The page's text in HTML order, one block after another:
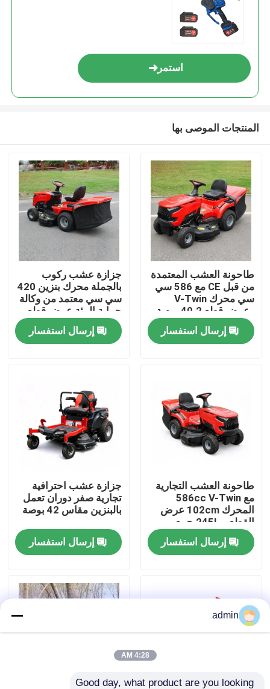
المنزل
فيديوهات
حولنا
عرض المصنع
اتصل بنا
بالمنشار البنزين
منشار كهربائي
استمر
المنتجات الموصى بها
طاحونة العشب المعتمدة
من قبل CE مع 586 سي
سي محرك V-Twin
وعرض قطع 40.2 بوصة
مصطاد العشب
إرسال استفسار
جزازة عشب ركوب
بالجملة محرك بنزين 420
سي سي معتمد من وكالة
حماية البيئة عرض قطع
38 بوصة دعم مصنعي
المعدات الأصلية
إرسال استفسار
طاحونة العشب التجارية
مع 586cc V-Twin
المحرك 102cm عرض
القطع و 245L جمع
العشب
إرسال استفسار
جزازة عشب احترافية
تجارية صفر دوران تعمل
بالبنزين مقاس 42 بوصة
إرسال استفسار
admin
4:28 AM
Good day, what product are you looking